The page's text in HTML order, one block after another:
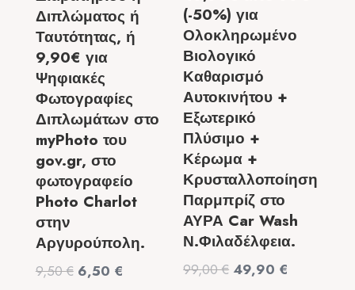
Διπλώματος ή
Ταυτότητας, ή
9,90€ για
Ψηφιακές
Φωτογραφίες
Διπλωμάτων στο
myPhoto του
gov.gr, στο
φωτογραφείο
Photo Charlot
στην
Αργυρούπολη.
9,50€ Original
6,50 €
(-50%) για
Ολοκληρωμένο
Βιολογικό
Καθαρισμό
Αυτοκινήτου +
Εξωτερικό
Πλύσιμο +
Κέρωμα +
Κρυσταλλοποίηση
Παρμπρίζ στο
ΑΥΡΑ Car Wash
Ν.Φιλαδέλφεια.
99,00€ Original
49,90 €